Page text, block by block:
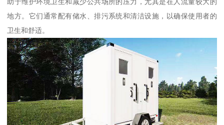
地方。它们通常配有储水、排污系统和清洁设施，以确保使用者的
卫生和舒适。